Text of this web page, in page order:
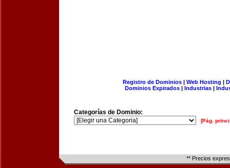
Registro de Dominios| Web Hosting |
Dominios Expirados | Industrias |
Categorías de Dominio:
[Pág.
** Precios